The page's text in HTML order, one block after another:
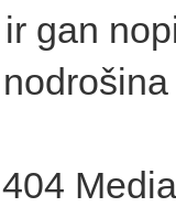
gan
404